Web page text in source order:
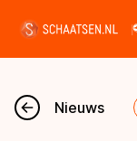
Nieuws
Nieuws